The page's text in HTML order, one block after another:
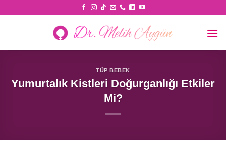
TÜP BEBEK
Yumurtalık Kistleri Doğurganlığı Etkiler
Mi?